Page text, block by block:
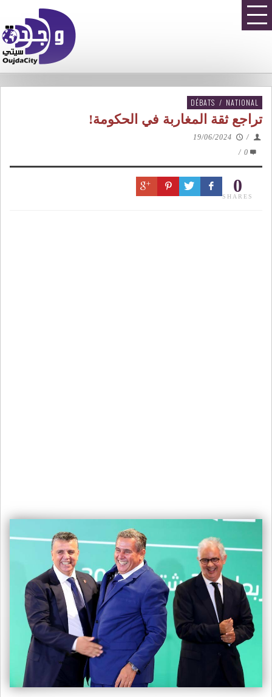
DÉBATS / NATIONAL
تراجع ثقة المغاربة في الحكومة!
/
19/06/2024
0
/
0
SHARES